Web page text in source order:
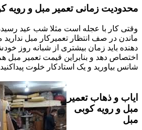
محدودیت زمانی تعمیر مبل و رویه
وقتی کار با عجله است مثلا شب عید
ماندن در صف انتظار تعمیرکار مبل
دهنده باید زمان بیشتری از شبانه روز
اختصاص دهد و بنابراین قیمت تعمیر مبل
شانس بیاورید و یک استادکار خلوت
ایاب و ذهاب تعمیر
مبل و رویه کوبی
مبل